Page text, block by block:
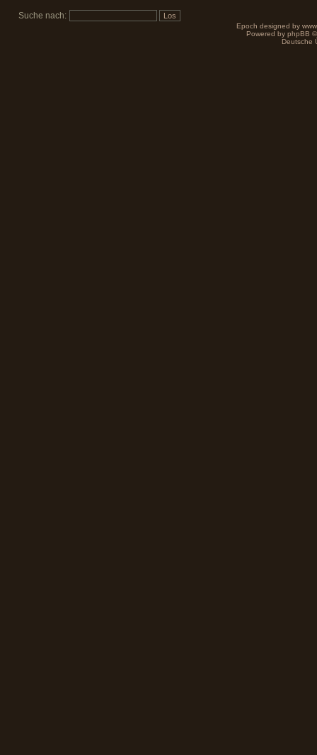
Suche nach:
Epoch designed by
Powered by phpBB
Deutsche